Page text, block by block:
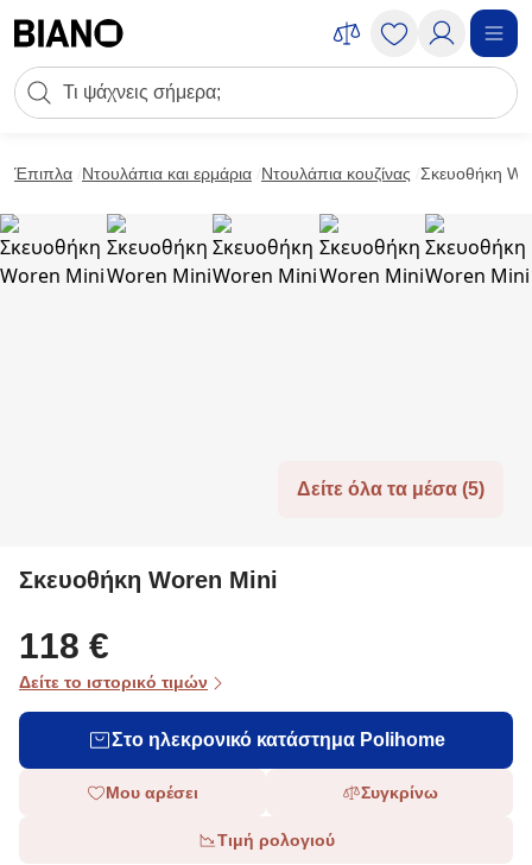
Πεδίο αναζήτησης
Έπιπλα Ντουλάπια και ερμάρια Ντουλάπια κουζίνας Σκευοθήκη
Δείτε όλα τα μέσα (5)
Σκευοθήκη Woren Mini
118 €
Δείτε το ιστορικό τιμών
Στο ηλεκρονικό κατάστημα Polihome
Μου αρέσει Συγκρίνω
Τιμή ρολογιού